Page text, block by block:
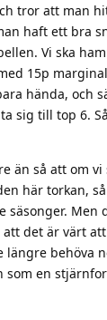
tror att man
haft ett bra
Vi ska
15p
hända, och
sig till top 6.
än så att om
här torkan,
säsonger. Men
det är värt
längre behöva
som en